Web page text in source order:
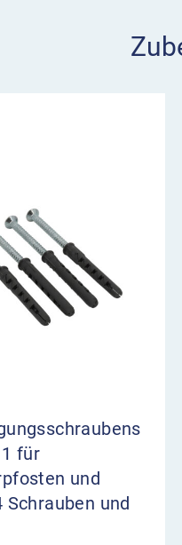
Zugriff
bei, ein
nach Bedarf
mit einem
Profilzylinder in
RAL 7016
nach DIN 3223
für
und
Schrauben und